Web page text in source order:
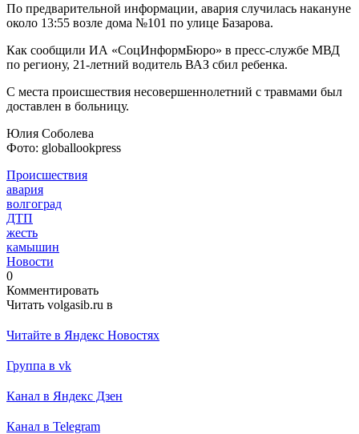
По предварительной информации, авария случилась накануне
около 13:55 возле дома №101 по улице Базарова.
Как сообщили ИА «СоцИнформБюро» в пресс-службе МВД
по региону, 21-летний водитель ВАЗ сбил ребенка.
С места происшествия несовершеннолетний с травмами был
доставлен в больницу.
Юлия Соболева
Фото: globallookpress
Происшествия
авария
волгоград
ДТП
жесть
камышин
Новости
0
Комментировать
Читать volgasib.ru в
Читайте в Яндекс Новостях
Группа в vk
Канал в Яндекс Дзен
Канал в Telegram